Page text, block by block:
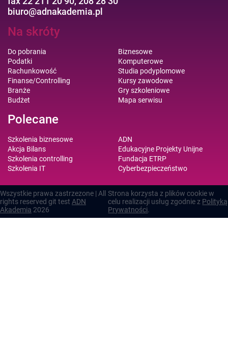
biuro@adnakademia.pl
Na skróty
Do pobrania
Podatki
Rachunkowość
Finanse/Controlling
Branże
Budżet
Biznesowe
Komputerowe
Studia podyplomowe
Kursy zawodowe
Gry szkoleniowe
Mapa serwisu
Polecane
Szkolenia biznesowe
Akcja Bilans
Szkolenia controlling
Szkolenia IT
ADN
Edukacyjne Projekty Unijne
Fundacja ETRP
Cyberbezpieczeństwo
Wszystkie prawa zastrzezone | All
rights reserved git test ADN
Akademia 2026
Strona korzysta z plików cookie w
celu realizacji usług zgodnie z Polityką
Prywatności.